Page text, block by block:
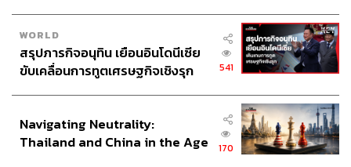
WORLD
สรุปภารกิจอนุทิน เยือนอินโดนีเซีย
ขับเคลื่อนการทูตเศรษฐกิจเชิงรุก
541
Navigating Neutrality:
Thailand and China in the Age
170